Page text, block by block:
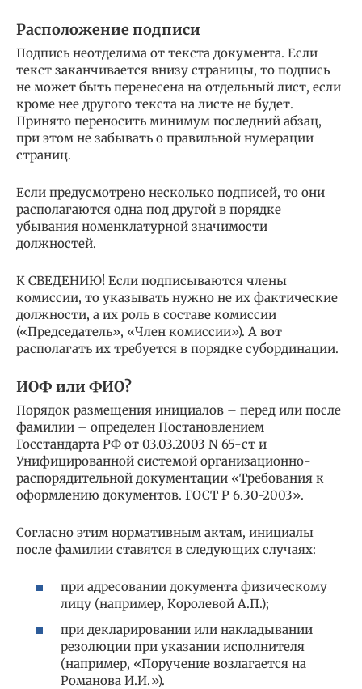
Расположение подписи
Подпись неотделима от текста документа. Если
текст заканчивается внизу страницы, то подпись
не может быть перенесена на отдельный лист, если
кроме нее другого текста на листе не будет.
Принято переносить минимум последний абзац,
при этом не забывать о правильной нумерации
страниц.
Если предусмотрено несколько подписей, то они
располагаются одна под другой в порядке
убывания номенклатурной значимости
должностей.
К СВЕДЕНИЮ! Если подписываются члены
комиссии, то указывать нужно не их фактические
должности, а их роль в составе комиссии
(«Председатель», «Член комиссии»). А вот
располагать их требуется в порядке субординации.
ИОФ или ФИО?
Порядок размещения инициалов – перед или после
фамилии – определен Постановлением
Госстандарта РФ от 03.03.2003 N 65-ст и
Унифицированной системой организационно-
распорядительной документации «Требования к
оформлению документов. ГОСТ Р 6.30-2003».
Согласно этим нормативным актам, инициалы
после фамилии ставятся в следующих случаях:
при адресовании документа физическому
лицу (например, Королевой А.П.);
при декларировании или накладывании
резолюции при указании исполнителя
(например, «Поручение возлагается на
Романова И.И.»).